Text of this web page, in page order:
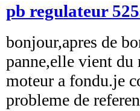
pb regulateur
bonjour,apres de
panne,elle vient du
moteur a fondu.je
probleme de